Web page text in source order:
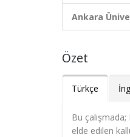
Ankara
Özet
Türkçe
Bu
elde edilen